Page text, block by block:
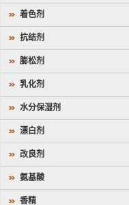
着色剂
抗结剂
膨松剂
乳化剂
水分保湿剂
漂白剂
改良剂
氨基酸
香精